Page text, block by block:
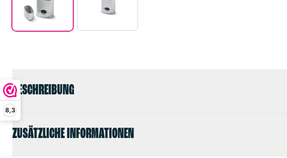
8,3
BESCHREIBUNG
ZUSÄTZLICHE INFORMATIONEN